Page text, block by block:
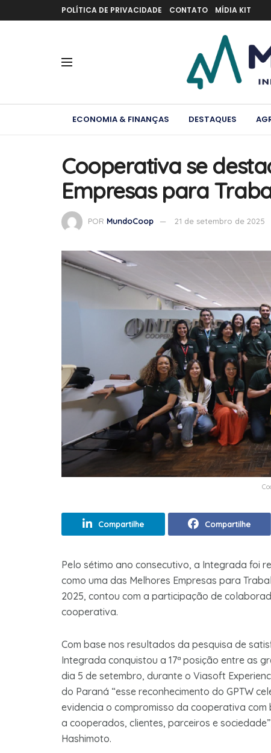
POLÍTICA DE PRIVACIDADE CONTATO MÍDIA KIT
ECONOMIA & FINANÇAS DESTAQUES
Cooperativa se
Empresas para
POR MundoCoop 21 de setembro de 2025
Compartilhe Compartilhe
Pelo sétimo ano consecutivo, a Integrada foi
como uma das Melhores Empresas para
2025, contou com a participação de
cooperativa.
Com base nos resultados da pesquisa de
Integrada conquistou a 17ª posição entre as
dia 5 de setembro, durante o Viasoft
do Paraná “esse reconhecimento do GPTW
evidencia o compromisso da cooperativa
a cooperados, clientes, parceiros e
Hashimoto.